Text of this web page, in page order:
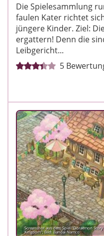
Die Spielesammlung
faulen Kater richtet
jüngere Kinder. Ziel:
ergattern! Denn die
Leibgericht...
5
Screenshot aus dem Spiel "Doraemon
Kingdom"; Bild: Bandai Namco